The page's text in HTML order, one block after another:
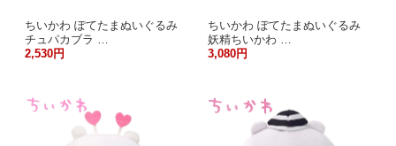
ちいかわ ぽてたまぬいぐるみ
チュパカブラ …
2,530円
ちいかわ ぽてたまぬいぐるみ
妖精ちいかわ …
3,080円